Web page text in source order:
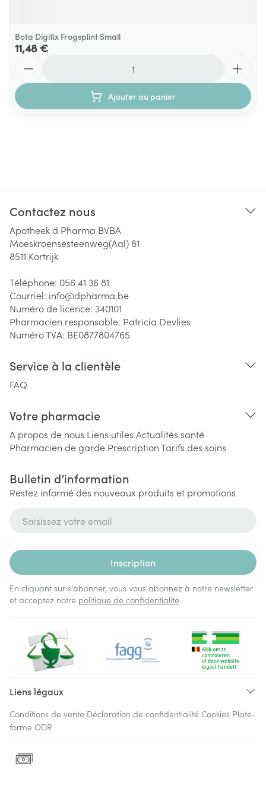
Bota Digifix Frogsplint Small
11,48 €
Ajouter au panier
Contactez nous
Apotheek d Pharma BVBA
Moeskroensesteenweg(Aal) 81
8511 Kortrijk
Téléphone: 056 41 36 81
Courriel: info@dpharma.be
Numéro de licence: 340101
Pharmacien responsable: Patricia Devlies
Numéro TVA: BE0877804765
Service à la clientèle
FAQ
Votre pharmacie
A propos de nous Liens utiles Actualités santé
Pharmacien de garde PrescriptionTarifs des soins
Bulletin d’information
Restez informé des nouveaux produits et promotions
Inscription
En cliquant sur s'abonner, vous vous abonnez à notre newsletter
et acceptez notre politique de confidentialité.
Liens légaux
Conditions de vente Déclaration de confidentialité Cookies Plate-
forme ODR